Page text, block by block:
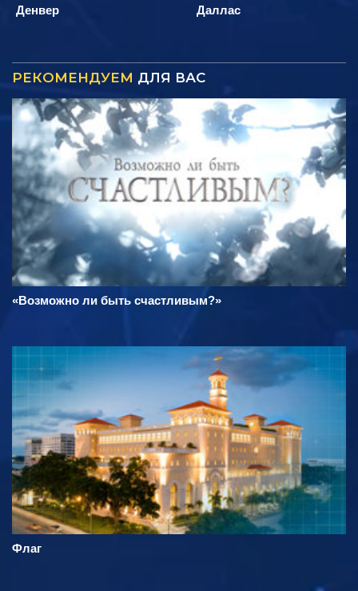
Денвер Даллас
РЕКОМЕНДУЕМ ДЛЯ ВАС
«Возможно ли быть счастливым?»
Флаг